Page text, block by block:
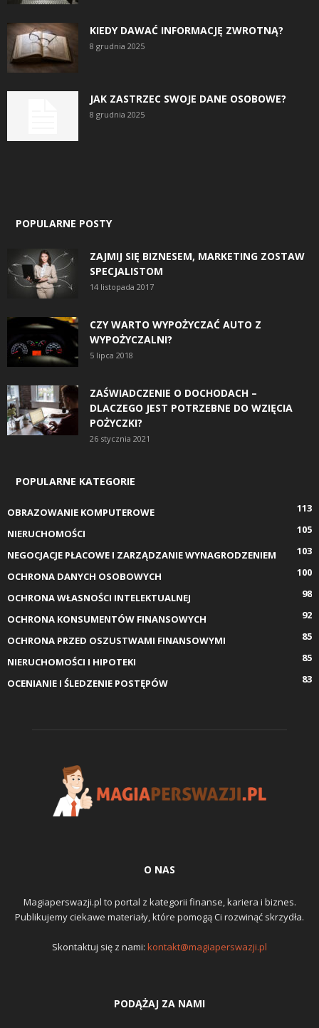
KIEDY DAWAĆ INFORMACJĘ ZWROTNĄ?
8 grudnia 2025
JAK ZASTRZEC SWOJE DANE OSOBOWE?
8 grudnia 2025
POPULARNE POSTY
ZAJMIJ SIĘ BIZNESEM, MARKETING ZOSTAW
SPECJALISTOM
14 listopada 2017
CZY WARTO WYPOŻYCZAĆ AUTO Z
WYPOŻYCZALNI?
5 lipca 2018
ZAŚWIADCZENIE O DOCHODACH –
DLACZEGO JEST POTRZEBNE DO WZIĘCIA
POŻYCZKI?
26 stycznia 2021
POPULARNE KATEGORIE
OBRAZOWANIE KOMPUTEROWE
113
NIERUCHOMOŚCI
105
NEGOCJACJE PŁACOWE I ZARZĄDZANIE WYNAGRODZENIEM
103
OCHRONA DANYCH OSOBOWYCH
100
OCHRONA WŁASNOŚCI INTELEKTUALNEJ
98
OCHRONA KONSUMENTÓW FINANSOWYCH
92
OCHRONA PRZED OSZUSTWAMI FINANSOWYMI
85
NIERUCHOMOŚCI I HIPOTEKI
85
OCENIANIE I ŚLEDZENIE POSTĘPÓW
83
O NAS
Magiaperswazji.pl to portal z kategorii finanse, kariera i biznes.
Publikujemy ciekawe materiały, które pomogą Ci rozwinąć skrzydła.
Skontaktuj się z nami: kontakt@magiaperswazji.pl
PODĄŻAJ ZA NAMI